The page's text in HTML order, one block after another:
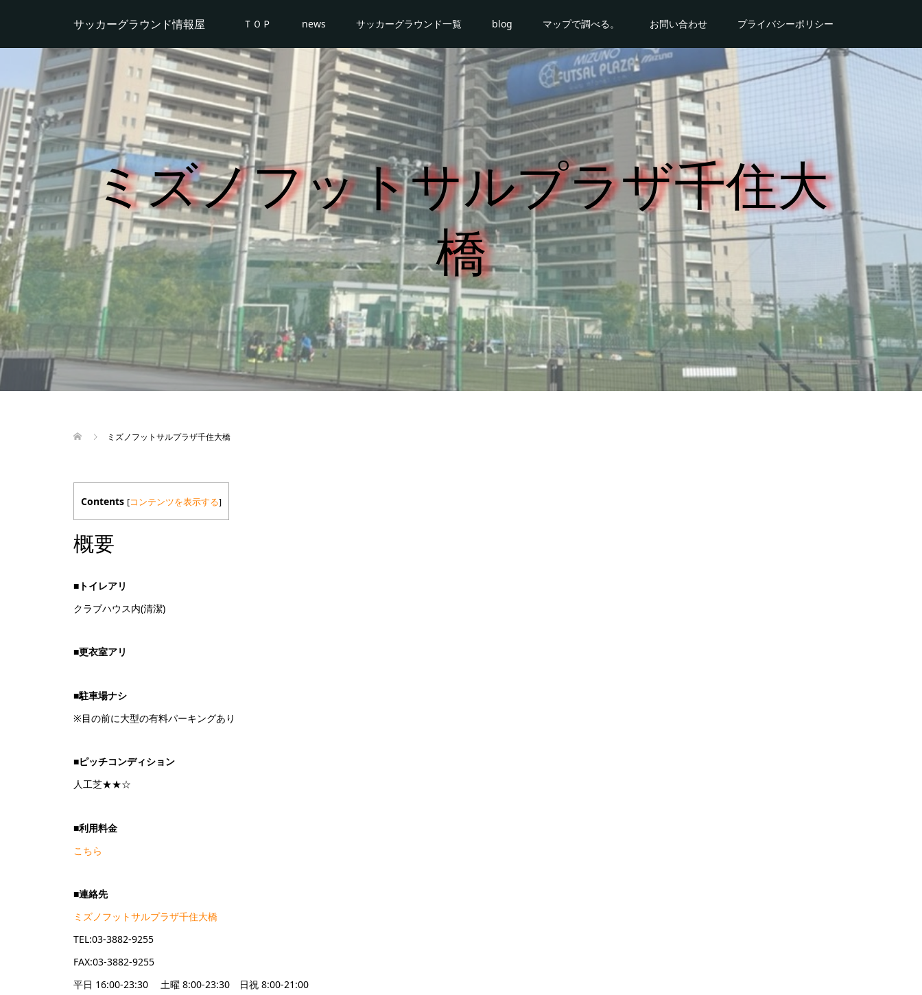
サッカーグラウンド情報屋 ＴＯＰ news サッカーグラウンド一覧 blog マップで調べる。 お問い合わせ プライバシーポリシー
ミズノフットサルプラザ千住大
橋
ミズノフットサルプラザ千住大橋
Contents [コンテンツを表示する]
概要
■トイレアリ
クラブハウス内(清潔)
■更衣室アリ
■駐車場ナシ
※目の前に大型の有料パーキングあり
■ピッチコンディション
人工芝★★☆
■利用料金
こちら
■連絡先
ミズノフットサルプラザ千住大橋
TEL:03-3882-9255
FAX:03-3882-9255
平日 16:00-23:30 土曜 8:00-23:30 日祝 8:00-21:00